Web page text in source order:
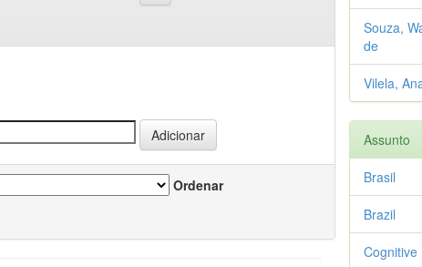
Ordenar
Souza,
de
Vilela,
Assunto
Brasil
Brazil
Cognitive